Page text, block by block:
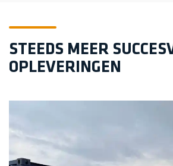
STEEDS MEER
OPLEVERINGEN